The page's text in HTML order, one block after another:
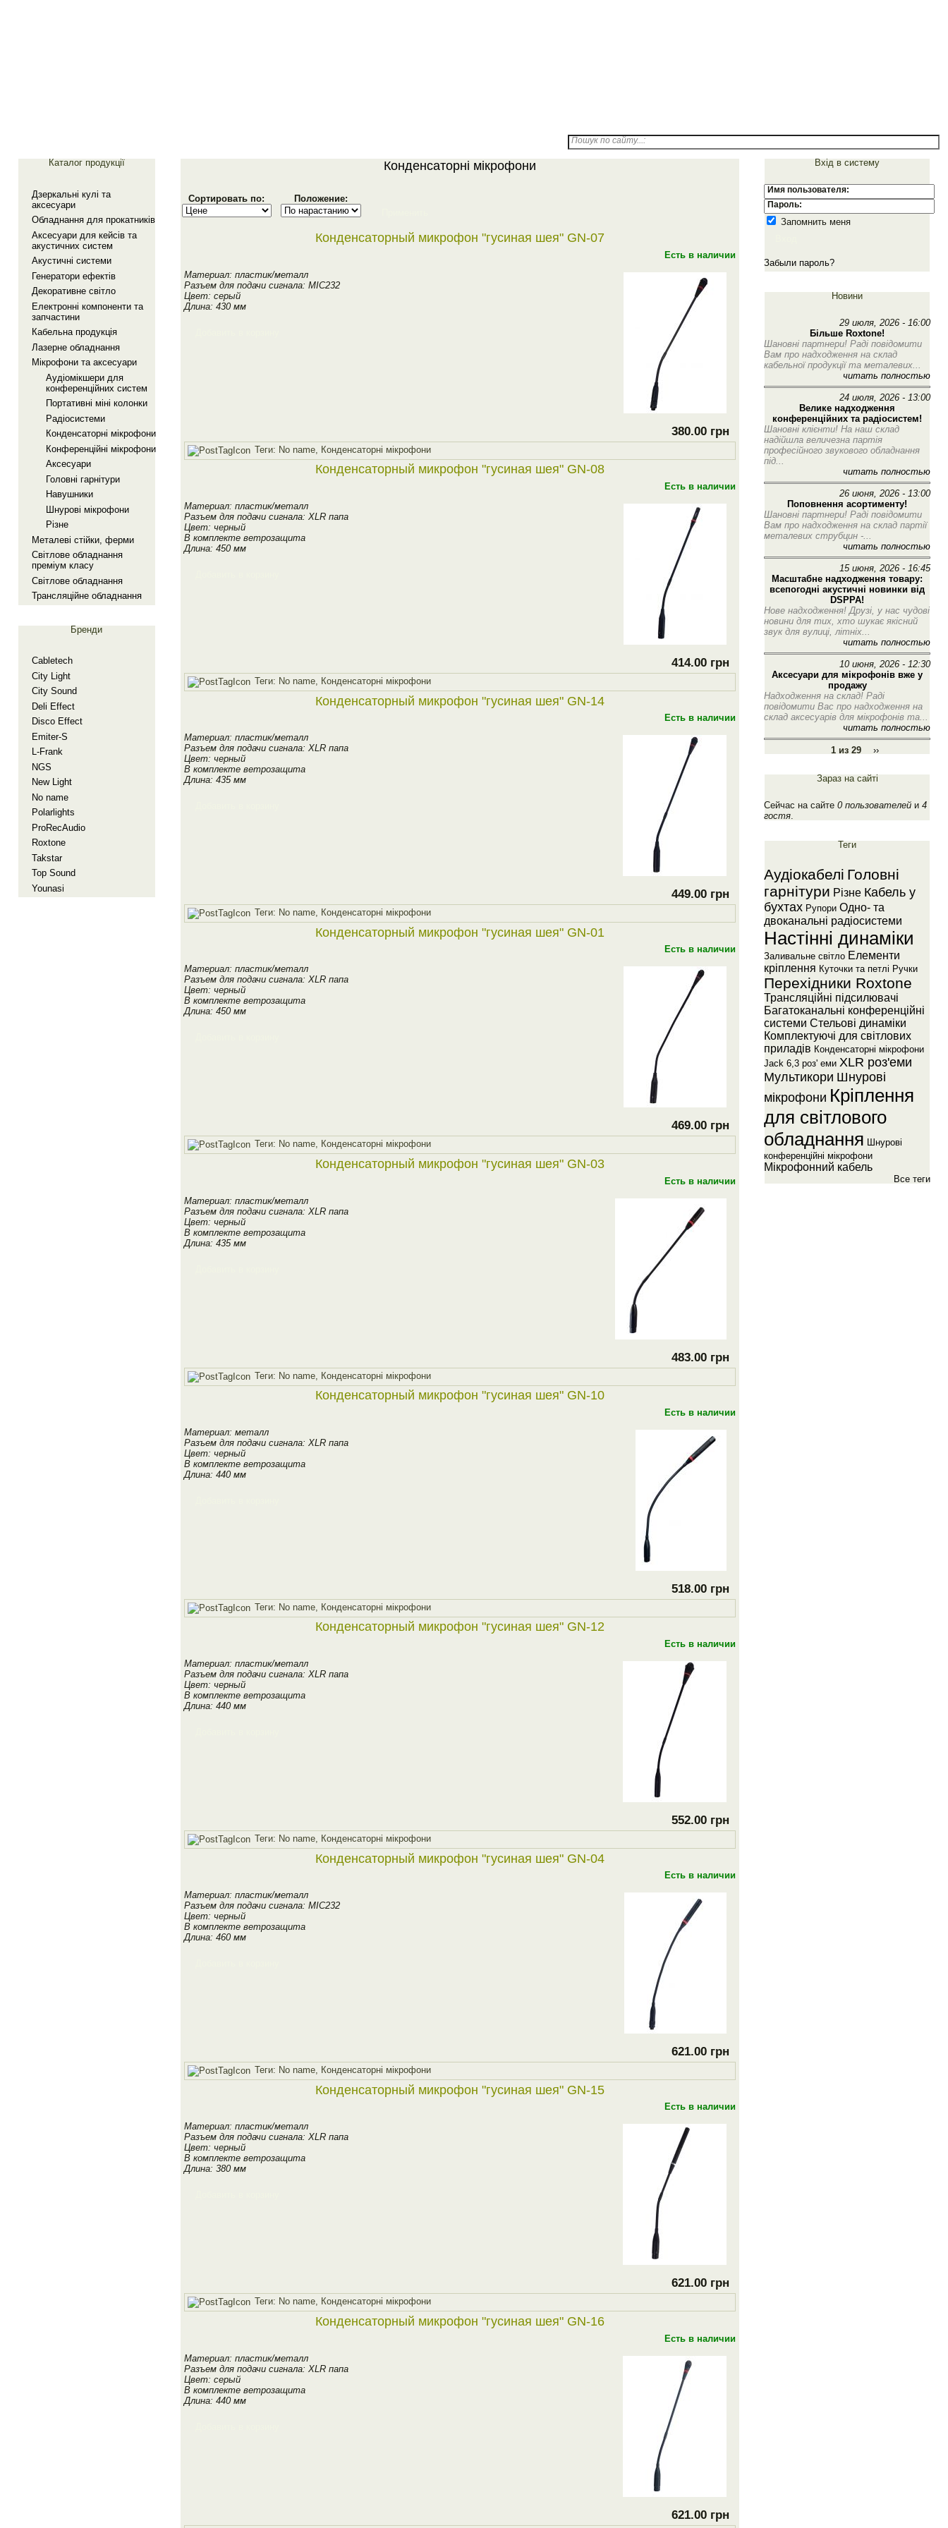
Пошук по сайту...:
Каталог продукції
Дзеркальнi кулi та
аксесуари
Обладнання для прокатникiв
Аксесуари для кейсiв та
акустичних систем
Акустичнi системи
Генератори ефектiв
Декоративне свiтло
Електроннi компоненти та
запчастини
Кабельна продукцiя
Лазерне обладнання
Мiкрофони та аксесуари
Аудiомiкшери для
конференцiйних систем
Портативнi мiнi колонки
Радiосистеми
Конденсаторнi мiкрофони
Конференцiйнi мiкрофони
Аксесуари
Головнi гарнiтури
Навушники
Шнуровi мiкрофони
Рiзне
Металевi стiйки, ферми
Свiтлове обладнання
премiум класу
Свiтлове обладнання
Трансляцiйне обладнання
Бренди
Cabletech
City Light
City Sound
Deli Effect
Disco Effect
Emiter-S
L-Frank
NGS
New Light
No name
Polarlights
ProRecAudio
Roxtone
Takstar
Top Sound
Younasi
Вхід в систему
Имя пользователя:
Пароль:
Запомнить меня
Забыли пароль?
Новини
29 июля, 2026 - 16:00
Більше Roxtone!
Шановні партнери! Раді повідомити
Вам про надходження на склад
кабельної продукції та металевих...
читать полностью
24 июля, 2026 - 13:00
Велике надходження
конференційних та радіосистем!
Шановні клієнти! На наш склад
надійшла величезна партія
професійного звукового обладнання
під...
читать полностью
26 июня, 2026 - 13:00
Поповнення асортименту!
Шановні партнери! Раді повідомити
Вам про надходження на склад партії
металевих струбцин -...
читать полностью
15 июня, 2026 - 16:45
Масштабне надходження товару:
всепогодні акустичні новинки від
DSPPA!
Нове надходження! Друзі, у нас чудові
новини для тих, хто шукає якісний
звук для вулиці, літніх...
читать полностью
10 июня, 2026 - 12:30
Аксесуари для мікрофонів вже у
продажу
Надходження на склад! Раді
повідомити Вас про надходження на
склад аксесуарів для мікрофонів та...
читать полностью
1 из 29 ››
Зараз на сайті
Сейчас на сайте0 пользователей и4
гостя.
Теги
Аудiокабелi Головнi
гарнiтури Рiзне Кабель у
бухтах Рупори Одно- та
двоканальнi радiосистеми
Настiннi динамiки
Заливальне свiтло Елементи
крiплення Куточки та петлi Ручки
Перехiдники Roxtone
Трансляцiйнi пiдсилювачi
Багатоканальнi конференцiйнi
системи Стельовi динамiки
Комплектуючi для свiтлових
приладiв Конденсаторнi мiкрофони
Jack 6,3 роз' еми XLR роз'еми
Мультикори Шнуровi
мiкрофони Крiплення
для свiтлового
обладнання Шнуровi
конференцiйнi мiкрофони
Мiкрофонний кабель
Все теги
Конденсаторнi мiкрофони
Сортировать по:
Положение:
Конденсаторный микрофон "гусиная шея" GN-07
Есть в наличии
Материал: пластик/металл
Разъем для подачи сигнала: MIC232
Цвет: серый
Длина: 430 мм
380.00 грн
Теги: No name, Конденсаторнi мiкрофони
Конденсаторный микрофон "гусиная шея" GN-08
Есть в наличии
Материал: пластик/металл
Разъем для подачи сигнала: XLR папа
Цвет: черный
В комплекте ветрозащита
Длина: 450 мм
414.00 грн
Теги: No name, Конденсаторнi мiкрофони
Конденсаторный микрофон "гусиная шея" GN-14
Есть в наличии
Материал: пластик/металл
Разъем для подачи сигнала: XLR папа
Цвет: черный
В комплекте ветрозащита
Длина: 435 мм
449.00 грн
Теги: No name, Конденсаторнi мiкрофони
Конденсаторный микрофон "гусиная шея" GN-01
Есть в наличии
Материал: пластик/металл
Разъем для подачи сигнала: XLR папа
Цвет: черный
В комплекте ветрозащита
Длина: 450 мм
469.00 грн
Теги: No name, Конденсаторнi мiкрофони
Конденсаторный микрофон "гусиная шея" GN-03
Есть в наличии
Материал: пластик/металл
Разъем для подачи сигнала: XLR папа
Цвет: черный
В комплекте ветрозащита
Длина: 435 мм
483.00 грн
Теги: No name, Конденсаторнi мiкрофони
Конденсаторный микрофон "гусиная шея" GN-10
Есть в наличии
Материал: металл
Разъем для подачи сигнала: XLR папа
Цвет: черный
В комплекте ветрозащита
Длина: 440 мм
518.00 грн
Теги: No name, Конденсаторнi мiкрофони
Конденсаторный микрофон "гусиная шея" GN-12
Есть в наличии
Материал: пластик/металл
Разъем для подачи сигнала: XLR папа
Цвет: черный
В комплекте ветрозащита
Длина: 440 мм
552.00 грн
Теги: No name, Конденсаторнi мiкрофони
Конденсаторный микрофон "гусиная шея" GN-04
Есть в наличии
Материал: пластик/металл
Разъем для подачи сигнала: MIC232
Цвет: черный
В комплекте ветрозащита
Длина: 460 мм
621.00 грн
Теги: No name, Конденсаторнi мiкрофони
Конденсаторный микрофон "гусиная шея" GN-15
Есть в наличии
Материал: пластик/металл
Разъем для подачи сигнала: XLR папа
Цвет: черный
В комплекте ветрозащита
Длина: 380 мм
621.00 грн
Теги: No name, Конденсаторнi мiкрофони
Конденсаторный микрофон "гусиная шея" GN-16
Есть в наличии
Материал: пластик/металл
Разъем для подачи сигнала: XLR папа
Цвет: серый
В комплекте ветрозащита
Длина: 440 мм
621.00 грн